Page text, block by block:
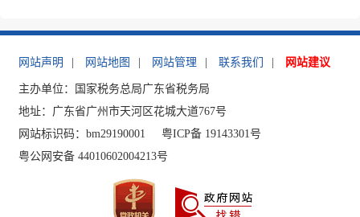
网站声明 网站地图 网站管理 联系我们 网站建议
主办单位：国家税务总局广东省税务局
地址：广东省广州市天河区花城大道767号
网站标识码：bm29190001
粤ICP备 19143301号
粤公网安备 44010602004213号